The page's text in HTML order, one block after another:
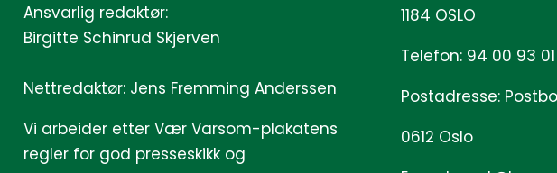
Ansvarlig redaktør:
Birgitte Schinrud Skjerven
Nettredaktør: Jens Fremming Anderssen
Vi arbeider etter Vær Varsom-plakatens
regler for god presseskikk og
1184 OSLO
Telefon: 94 00 93 01
Postadresse:
0612 Oslo